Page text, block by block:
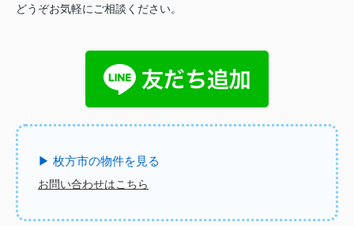
どうぞお気軽にご相談ください。
▶ 枚方市の物件を見る
お問い合わせはこちら